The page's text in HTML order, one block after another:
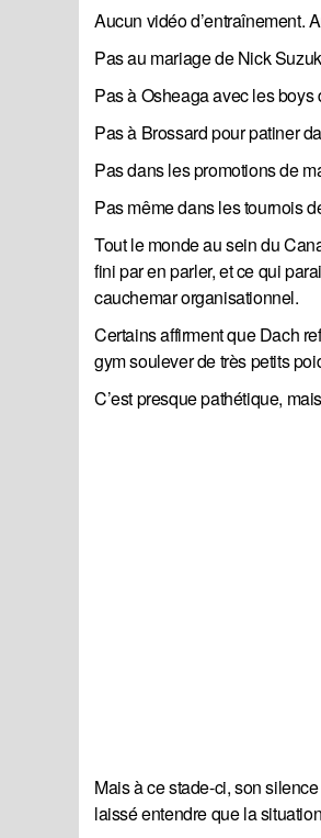
Aucun vidéo d’entraînement.
Pas au mariage de Nick
Pas à Osheaga avec les boys
Pas à Brossard pour patiner
Pas dans les promotions de
Pas même dans les tournois
Tout le monde au sein du
fini par en parler, et ce qui
cauchemar organisationnel.
Certains affirment que Dach
gym soulever de très petits
C’est presque pathétique,
Mais à ce stade-ci, son
laissé entendre que la